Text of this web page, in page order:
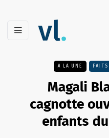
A LA UNE
Magali
cagnotte
enfants